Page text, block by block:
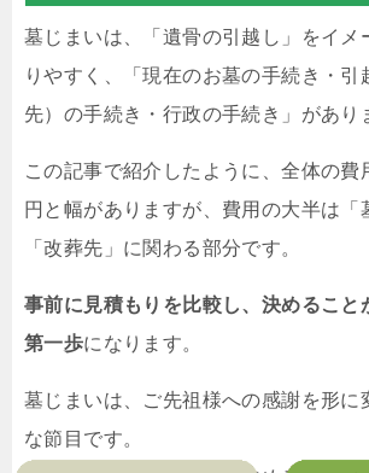
墓じまいは、「遺骨の引越し」をイメ
りやすく、「現在のお墓の手続き・引
先）の手続き・行政の手続き」があり
この記事で紹介したように、全体の費
円と幅がありますが、費用の大半は「
「改葬先」に関わる部分です。
事前に見積もりを比較し、決めること
第一歩になります。
墓じまいは、ご先祖様への感謝を形に
な節目です。